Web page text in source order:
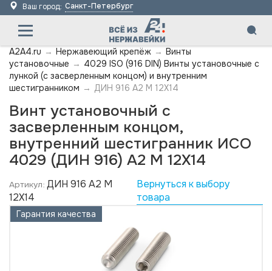
Ваш город: Санкт-Петербург
A2A4.ru → Нержавеющий крепёж → Винты
установочные → 4029 ISO (916 DIN) Винты установочные с
лункой (с засверленным концом) и внутренним
шестигранником → ДИН 916 А2 M 12X14
Винт установочный с
засверленным концом,
внутренний шестигранник ИСО
4029 (ДИН 916) А2 M 12X14
Артикул: ДИН 916 А2 M
12X14
Вернуться к выбору
товара
Гарантия качества